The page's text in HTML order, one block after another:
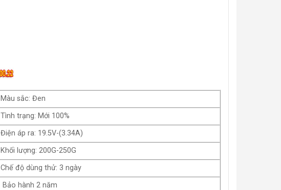
Màu sắc: Đen
Tình trạng: Mới 100%
Điện áp ra: 19.5V-(3.34A)
Khối lượng: 200G-250G
Chế độ dùng thử: 3 ngày
Bảo hành 2 năm